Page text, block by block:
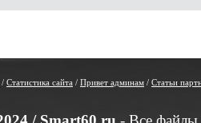
/ Статистика сайта / Привет админам / Статьи